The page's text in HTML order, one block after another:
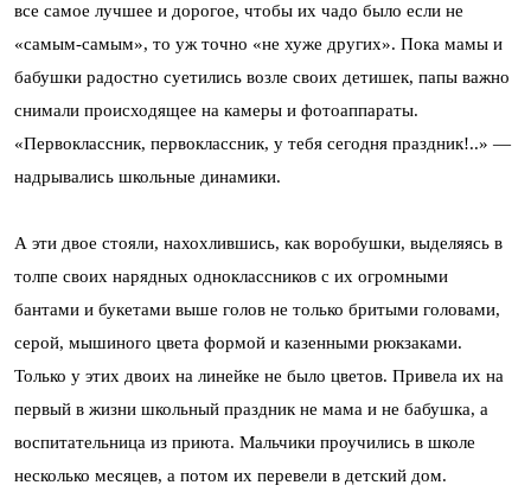
все самое лучшее и дорогое, чтобы их чадо было если не
«самым-самым», то уж точно «не хуже других». Пока мамы и
бабушки радостно суетились возле своих детишек, папы важно
снимали происходящее на камеры и фотоаппараты.
«Первоклассник, первоклассник, у тебя сегодня праздник!..» —
надрывались школьные динамики.
А эти двое стояли, нахохлившись, как воробушки, выделяясь в
толпе своих нарядных одноклассников с их огромными
бантами и букетами выше голов не только бритыми головами,
серой, мышиного цвета формой и казенными рюкзаками.
Только у этих двоих на линейке не было цветов. Привела их на
первый в жизни школьный праздник не мама и не бабушка, а
воспитательница из приюта. Мальчики проучились в школе
несколько месяцев, а потом их перевели в детский дом.